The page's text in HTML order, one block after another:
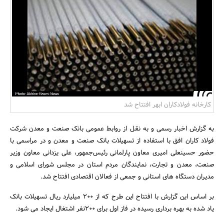
بانک، بیمه و سرمایه
مسکن و ساختمان
کارخانه فولادکاران ابهر افتتاح شد
به گزارش اخبار رسمی و به نقل از روابط عمومی بانک صنعت و معدن شرکت
فولاد کاران افق با استفاده از تسهیلات بانک صنعت و معدن و در مراسمی با
حضور حسینعلی امیری معاون پارلمانی رئیس‌جمهور، علی یزدانی معاون وزیر
صنعت، معدن و تجارت، نمایندگان مردم استان در مجلس شورای اسلامی و
مدیران دستگاه های استانی و جمعی از فعالان اقتصادی افتتاح شد.
بر اساس این گزارش با افتتاح این طرح که از 200 میلیارد ریال تسهیلات بانک
یاد شده به بهره برداری رسیده در فاز اول برای 200نفر اشتغال ایجاد می شود.